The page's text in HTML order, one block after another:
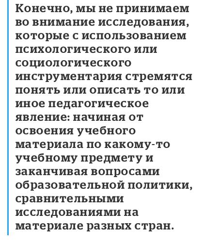
Конечно, мы не принимаем
во внимание исследования,
которые с использованием
психологического или
социологического
инструментария стремятся
понять или описать то или
иное педагогическое
явление: начиная от
освоения учебного
материала по какому-то
учебному предмету и
заканчивая вопросами
образовательной политики,
сравнительными
исследованиями на
материале разных стран.